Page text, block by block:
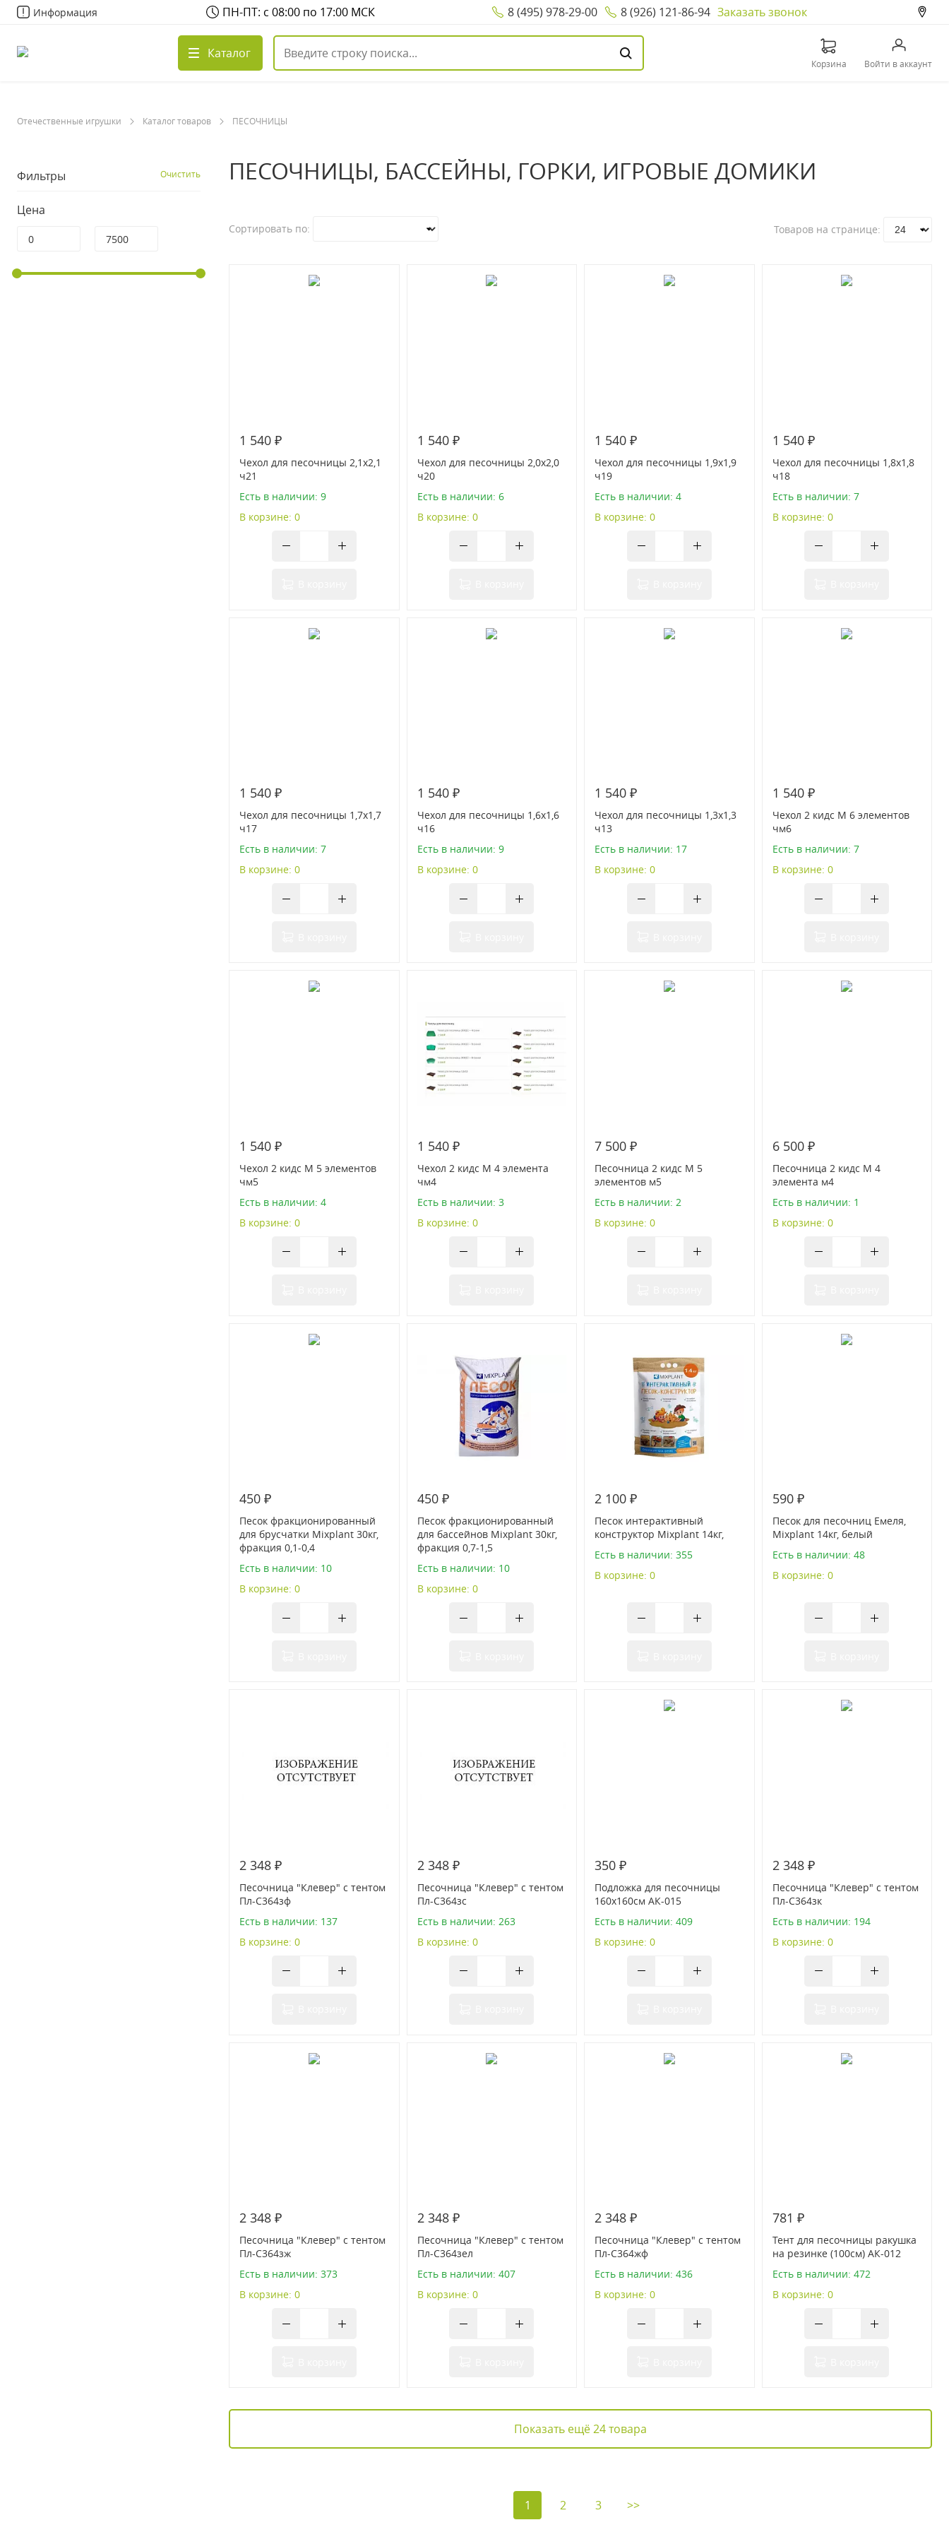
Информация ПН-ПТ: с 08:00 по 17:00 МСК 8 (495) 978-29-00 8 (926) 121-86-94 Заказать звонок
Каталог
Корзина Войти в аккаунт
Отечественные игрушки Каталог товаров ПЕСОЧНИЦЫ
Фильтры Очистить
Цена
ПЕСОЧНИЦЫ, БАССЕЙНЫ, ГОРКИ, ИГРОВЫЕ ДОМИКИ
Сортировать по: Товаров на странице:
1 540 ₽
Чехол для песочницы 2,1х2,1
ч21
Есть в наличии: 9
В корзине: 0
1 540 ₽
Чехол для песочницы 2,0х2,0
ч20
Есть в наличии: 6
В корзине: 0
1 540 ₽
Чехол для песочницы 1,9х1,9
ч19
Есть в наличии: 4
В корзине: 0
1 540 ₽
Чехол для песочницы 1,8х1,8
ч18
Есть в наличии: 7
В корзине: 0
1 540 ₽
Чехол для песочницы 1,7х1,7
ч17
Есть в наличии: 7
В корзине: 0
1 540 ₽
Чехол для песочницы 1,6х1,6
ч16
Есть в наличии: 9
В корзине: 0
1 540 ₽
Чехол для песочницы 1,3х1,3
ч13
Есть в наличии: 17
В корзине: 0
1 540 ₽
Чехол 2 кидс М 6 элементов
чм6
Есть в наличии: 7
В корзине: 0
1 540 ₽
Чехол 2 кидс М 5 элементов
чм5
Есть в наличии: 4
В корзине: 0
1 540 ₽
Чехол 2 кидс М 4 элемента
чм4
Есть в наличии: 3
В корзине: 0
7 500 ₽
Песочница 2 кидс М 5
элементов м5
Есть в наличии: 2
В корзине: 0
6 500 ₽
Песочница 2 кидс М 4
элемента м4
Есть в наличии: 1
В корзине: 0
450 ₽
Песок фракционированный
для брусчатки Mixplant 30кг,
фракция 0,1-0,4
Есть в наличии: 10
В корзине: 0
450 ₽
Песок фракционированный
для бассейнов Mixplant 30кг,
фракция 0,7-1,5
Есть в наличии: 10
В корзине: 0
2 100 ₽
Песок интерактивный
конструктор Mixplant 14кг,
Есть в наличии: 355
В корзине: 0
590 ₽
Песок для песочниц Емеля,
Mixplant 14кг, белый
Есть в наличии: 48
В корзине: 0
2 348 ₽
Песочница "Клевер" с тентом
Пл-С364зф
Есть в наличии: 137
В корзине: 0
2 348 ₽
Песочница "Клевер" с тентом
Пл-С364зс
Есть в наличии: 263
В корзине: 0
350 ₽
Подложка для песочницы
160х160см АК-015
Есть в наличии: 409
В корзине: 0
2 348 ₽
Песочница "Клевер" с тентом
Пл-С364зк
Есть в наличии: 194
В корзине: 0
2 348 ₽
Песочница "Клевер" с тентом
Пл-С364зж
Есть в наличии: 373
В корзине: 0
2 348 ₽
Песочница "Клевер" с тентом
Пл-С364зел
Есть в наличии: 407
В корзине: 0
2 348 ₽
Песочница "Клевер" с тентом
Пл-С364жф
Есть в наличии: 436
В корзине: 0
781 ₽
Тент для песочницы ракушка
на резинке (100см) АК-012
Есть в наличии: 472
В корзине: 0
Показать ещё 24 товара
1 2 3 >>